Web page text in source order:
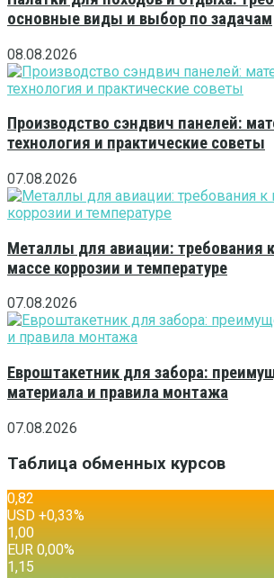
основные виды и выбор по задачам
08.08.2026
Производство сэндвич панелей:
технология и практические советы
07.08.2026
Металлы для авиации: требования
массе коррозии и температуре
07.08.2026
Евроштакетник для забора:
материала и правила монтажа
07.08.2026
Таблица обменных курсов
0,82
USD +0,33%
1,00
EUR 0,00%
1,15